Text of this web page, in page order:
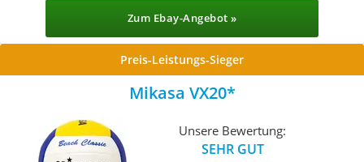
Zum Ebay-Angebot »
Preis-Leistungs-Sieger
Mikasa VX20
Unsere Bewertung:
SEHR GUT